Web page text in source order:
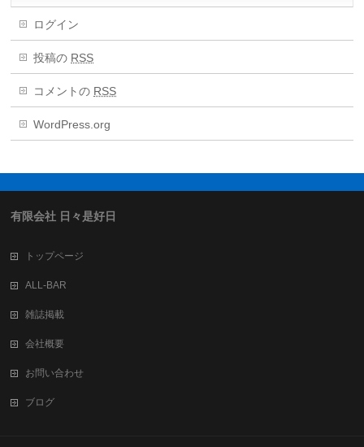
ログイン
投稿の RSS
コメントの RSS
WordPress.org
有限会社 日々是好日
トップページ
ALL-BAR
雑誌掲載
会社概要
お問い合わせ
ブログ